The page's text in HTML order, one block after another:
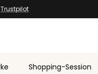
Trustpilot
Shopping-Session